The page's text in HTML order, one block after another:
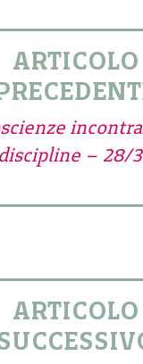
ARTICOLO
discipline – 28/
ARTICOLO